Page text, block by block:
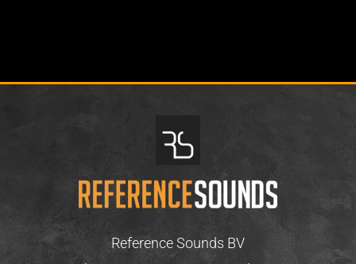
Reference Sounds BV